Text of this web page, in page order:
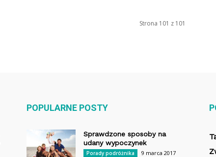
Strona 101 z 101
POPULARNE POSTY
Sprawdzone sposoby na
udany wypoczynek
Porady podróżnika 9 marca 2017